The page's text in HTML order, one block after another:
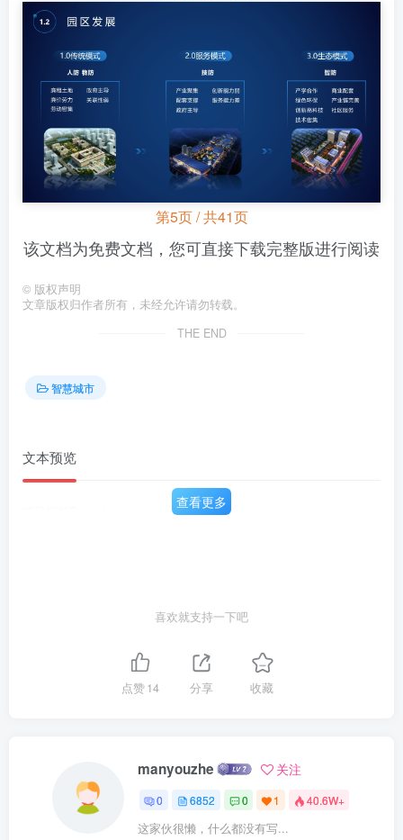
第5页 / 共41页
该文档为免费文档，您可直接下载完整版进行阅读
© 版权声明
文章版权归作者所有，未经允许请勿转载。
THE END
智慧城市
文本预览
查看更多
喜欢就支持一下吧
点赞14 分享 收藏
manyouzhe 关注
0 6852 0 1 40.6W+
这家伙很懒，什么都没有写...